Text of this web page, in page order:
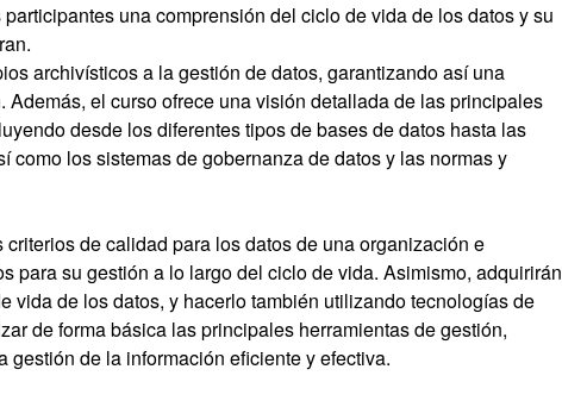
una comprensión del ciclo de vida de los datos y su
archivísticos a la gestión de datos, garantizando así una
el curso ofrece una visión detallada de las principales
desde los diferentes tipos de bases de datos hasta las
los sistemas de gobernanza de datos y las normas y
de calidad para los datos de una organización e
para su gestión a lo largo del ciclo de vida. Asimismo, adquirirán
vida de los datos, y hacerlo también utilizando tecnologías de
de forma básica las principales herramientas de gestión,
de la información eficiente y efectiva.